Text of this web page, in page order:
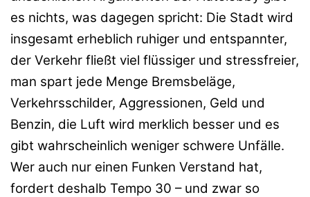
es nichts, was dagegen spricht: Die Stadt wird
insgesamt erheblich ruhiger und entspannter,
der Verkehr fließt viel flüssiger und stressfreier,
man spart jede Menge Bremsbeläge,
Verkehrsschilder, Aggressionen, Geld und
Benzin, die Luft wird merklich besser und es
gibt wahrscheinlich weniger schwere Unfälle.
Wer auch nur einen Funken Verstand hat,
fordert deshalb Tempo 30 – und zwar so